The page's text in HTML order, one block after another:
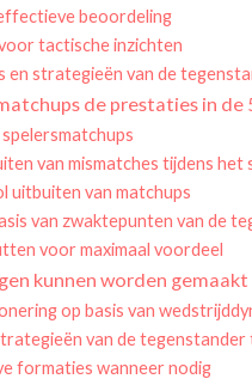
beoordeling
tactische inzichten
en strategieën van de
de prestaties in
van mismatches tijdens het
uitbuiten van matchups
van zwaktepunten van de
voor maximaal voordeel
kunnen worden
op basis van
van de tegenstander
formaties wanneer nodig